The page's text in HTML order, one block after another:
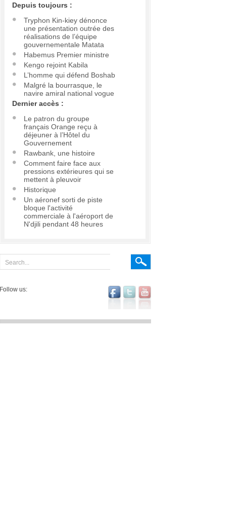
Depuis toujours :
Tryphon Kin-kiey dénonce
une présentation outrée des
réalisations de l’équipe
gouvernementale Matata
Habemus Premier ministre
Kengo rejoint Kabila
L’homme qui défend Boshab
Malgré la bourrasque, le
navire amiral national vogue
Dernier accès :
Le patron du groupe
français Orange reçu à
déjeuner à l’Hôtel du
Gouvernement
Rawbank, une histoire
Comment faire face aux
pressions extérieures qui se
mettent à pleuvoir
Historique
Un aéronef sorti de piste
bloque l'activité
commerciale à l'aéroport de
N'djili pendant 48 heures
Follow us: